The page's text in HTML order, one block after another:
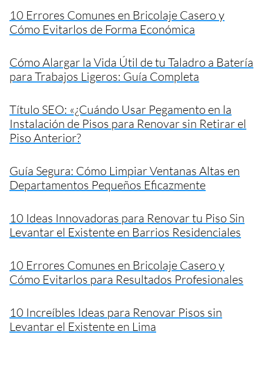
10 Errores Comunes en Bricolaje Casero y
Cómo Evitarlos de Forma Económica
Cómo Alargar la Vida Útil de tu Taladro a Batería
para Trabajos Ligeros: Guía Completa
Título SEO: «¿Cuándo Usar Pegamento en la
Instalación de Pisos para Renovar sin Retirar el
Piso Anterior?
Guía Segura: Cómo Limpiar Ventanas Altas en
Departamentos Pequeños Eficazmente
10 Ideas Innovadoras para Renovar tu Piso Sin
Levantar el Existente en Barrios Residenciales
10 Errores Comunes en Bricolaje Casero y
Cómo Evitarlos para Resultados Profesionales
10 Increíbles Ideas para Renovar Pisos sin
Levantar el Existente en Lima